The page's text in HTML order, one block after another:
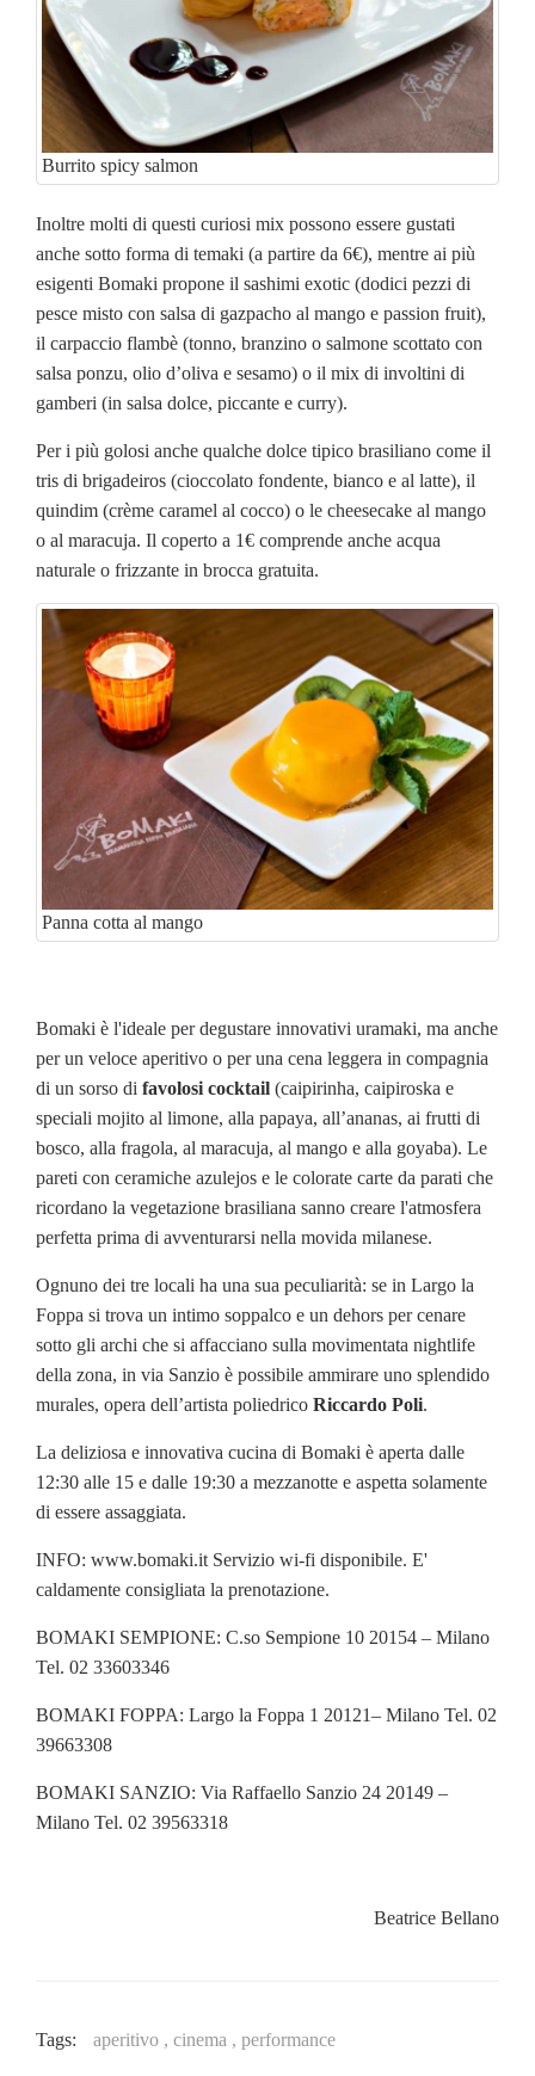
Burrito spicy salmon
Inoltre molti di questi curiosi mix possono essere gustati
anche sotto forma di temaki (a partire da 6€), mentre ai più
esigenti Bomaki propone il sashimi exotic (dodici pezzi di
pesce misto con salsa di gazpacho al mango e passion fruit),
il carpaccio flambè (tonno, branzino o salmone scottato con
salsa ponzu, olio d’oliva e sesamo) o il mix di involtini di
gamberi (in salsa dolce, piccante e curry).
Per i più golosi anche qualche dolce tipico brasiliano come il
tris di brigadeiros (cioccolato fondente, bianco e al latte), il
quindim (crème caramel al cocco) o le cheesecake al mango
o al maracuja. Il coperto a 1€ comprende anche acqua
naturale o frizzante in brocca gratuita.
Panna cotta al mango
Bomaki è l'ideale per degustare innovativi uramaki, ma anche
per un veloce aperitivo o per una cena leggera in compagnia
di un sorso di favolosi cocktail (caipirinha, caipiroska e
speciali mojito al limone, alla papaya, all’ananas, ai frutti di
bosco, alla fragola, al maracuja, al mango e alla goyaba). Le
pareti con ceramiche azulejos e le colorate carte da parati che
ricordano la vegetazione brasiliana sanno creare l'atmosfera
perfetta prima di avventurarsi nella movida milanese.
Ognuno dei tre locali ha una sua peculiarità: se in Largo la
Foppa si trova un intimo soppalco e un dehors per cenare
sotto gli archi che si affacciano sulla movimentata nightlife
della zona, in via Sanzio è possibile ammirare uno splendido
murales, opera dell’artista poliedrico Riccardo Poli.
La deliziosa e innovativa cucina di Bomaki è aperta dalle
12:30 alle 15 e dalle 19:30 a mezzanotte e aspetta solamente
di essere assaggiata.
INFO: www.bomaki.it Servizio wi-fi disponibile. E'
caldamente consigliata la prenotazione.
BOMAKI SEMPIONE: C.so Sempione 10 20154 – Milano
Tel. 02 33603346
BOMAKI FOPPA: Largo la Foppa 1 20121– Milano Tel. 02
39663308
BOMAKI SANZIO: Via Raffaello Sanzio 24 20149 –
Milano Tel. 02 39563318
Beatrice Bellano
Tags: aperitivo , cinema , performance